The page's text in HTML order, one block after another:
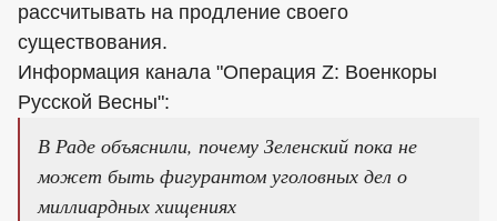
рассчитывать на продление своего
существования.
Информация канала "Операция Z: Военкоры
Русской Весны":
В Раде объяснили, почему Зеленский пока не
может быть фигурантом уголовных дел о
миллиардных хищениях